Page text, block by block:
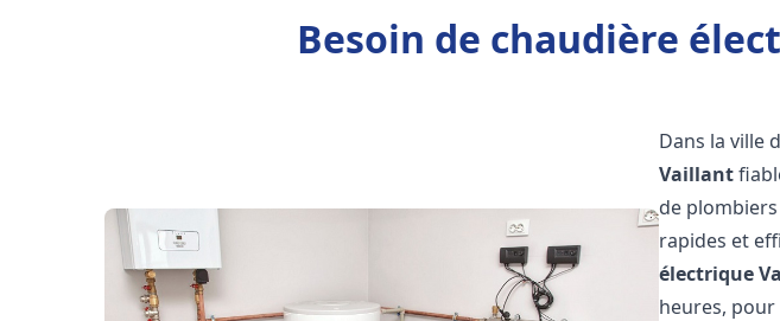
Besoin de chaudière
Dans la ville
Vaillant
de
rapides et
électrique
heures,